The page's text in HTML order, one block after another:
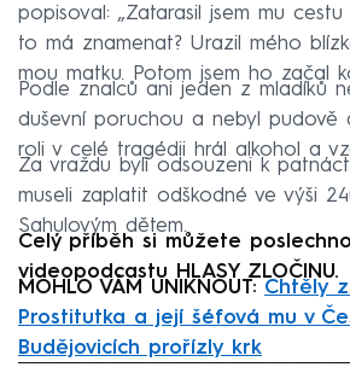
popisoval: „Zatarasil jsem mu
to má znamenat? Urazil mého
mou matku. Potom jsem ho začal
Podle znalců ani jeden z mladíků
duševní poruchou a nebyl pudově
roli v celé tragédii hrál alkohol a
Za vraždu byli odsouzeni k
museli zaplatit odškodné ve výši
Sahulovým dětem.
Celý příběh si můžete
videopodcastu HLASY ZLOČINU.
MOHLO VÁM UNIKNOUT: Chtěly
Prostitutka a její šéfová mu v
Budějovicích prořízly krk